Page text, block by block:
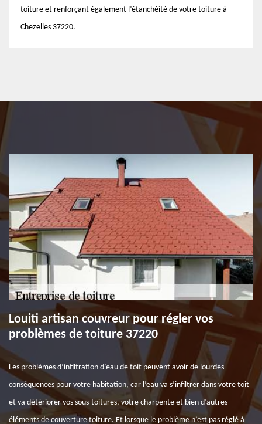
toiture et renforçant également l’étanchéité de votre toiture à
Chezelles 37220.
Louiti artisan couvreur pour régler vos
problèmes de toiture 37220
Les problèmes d’infiltration d’eau de toit peuvent avoir de lourdes
conséquences pour votre habitation, car l’eau va s’infiltrer dans votre toit
et va détériorer vos sous-toitures, votre charpente et bien d’autres
éléments de couverture toiture. Et lorsque le problème n’est pas réglé à